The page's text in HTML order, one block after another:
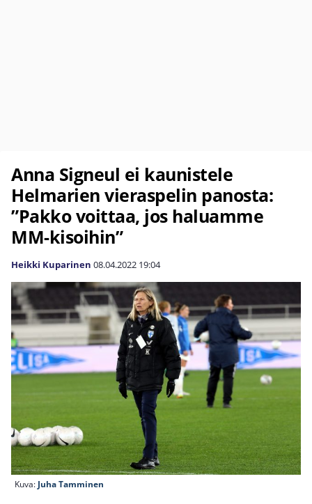
Anna Signeul ei kaunistele
Helmarien vieraspelin panosta:
”Pakko voittaa, jos haluamme
MM-kisoihin”
Heikki Kuparinen 08.04.2022 19:04
Kuva: Juha Tamminen